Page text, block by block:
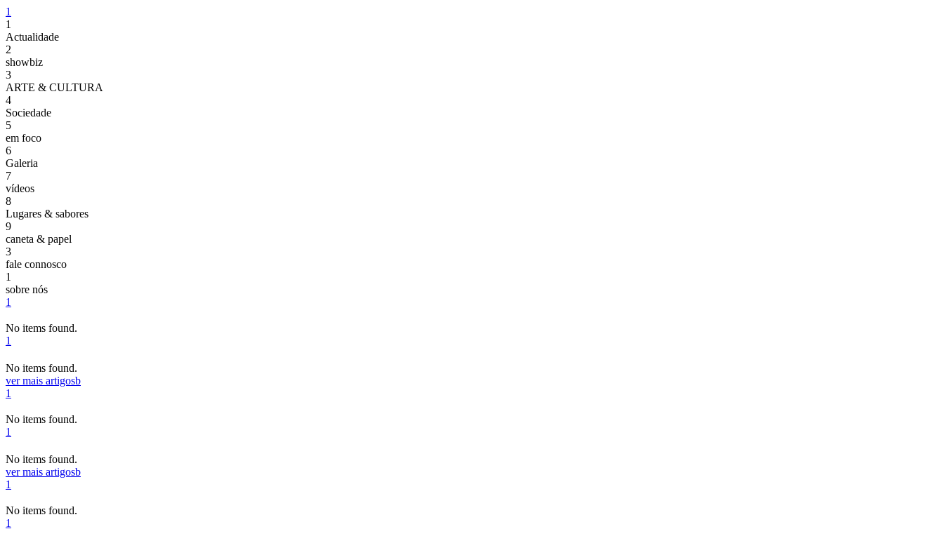
1
1
Actualidade
2
showbiz
3
ARTE & CULTURA
4
Sociedade
5
em foco
6
Galeria
7
vídeos
8
Lugares & sabores
9
caneta & papel
3
fale connosco
1
sobre nós
1
No items found.
1
No items found.
ver mais artigosb
1
No items found.
1
No items found.
ver mais artigosb
1
No items found.
1